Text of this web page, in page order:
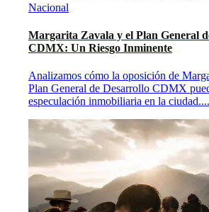
Nacional
Margarita Zavala y el Plan General
CDMX: Un Riesgo Inminente
Analizamos cómo la oposición de
Plan General de Desarrollo CDMX
especulación inmobiliaria en la ciudad....